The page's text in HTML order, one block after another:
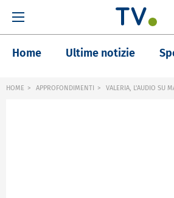
Home Ultime notizie
HOME APPROFONDIMENTI VALERIA, L'AUDIO SU